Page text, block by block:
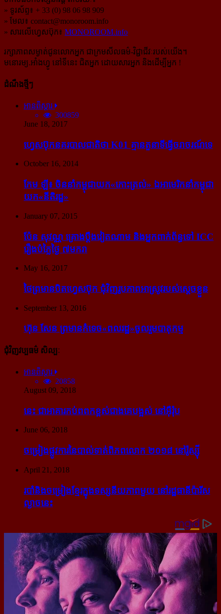
» ទូរស័ព្ទ៖ + 33 (0) 98 06 98 909
» មែល៖ contact@monoroom.info
» សារលើហ្វេសប៊ុក៖ MONOROOM.info
រក្សាភាពសម្ងាត់ជូនលោកអ្នក ជាក្រមសីលធម៌-​វិជ្ជាជីវៈ​របស់យើង។
មនោរម្យ.អាំងហ្វូ នៅទីនេះ ជិតអ្នក ដោយសារអ្នក និងដើម្បីអ្នក !
ដំណឹងថ្មីៗ
អានពិស្ដារ
300859
June 18, 2017
ហ្វេសប៊ុក​នគរបាល​ជាតិ​ថា K01 គ្មាន​តួនាទី​ធ្វើ​ចរាចរណ៍​ទេ
October 16, 2014
កែម ឡី៖ ចិន​នាំ​កម្ពុជា​យក​«កោះ​ត្រល់» ឯ​អាមេរិក​នាំ​កម្ពុជា​
យក​«នីតិរដ្ឋ»
January 07, 2015
ប៉ែន សុវណ្ណ គ្រោង​ប្តឹង​វៀតណាម និង​អ្នក​ពាក់​ព័ន្ធ​ទៅ ICC
រឿង​បំភ្លៃ​ថ្ងៃ ៧​មករា
May 16, 2017
ថៃ​ព្រមាន​បិត​ហ្វេសប៊ុក ជុំ​វិញ​រូបភាព​អាស្រូវ​របស់​ស្ដេច​ខ្លួន
September 13, 2016
ហ៊ុន សែន ព្រមាន​កំទេច​«ពលរដ្ឋ»​ចូលរួម​បាតុកម្ម
ជុំវិញវប្បធម៌ សិល្បៈ
អានពិស្ដារ
20858
August 09, 2018
នេះ ជា​អាគារ​កប់​ពពក​ខ្ពស់​ជាង​គេ​បង្អស់ នៅ​អ៊ឺរ៉ុប
June 06, 2018
ចម្រៀង​ផ្លូវការ​នៃ​បាល់ទាត់​ពិភពលោក ២០១៨ នៅ​រ៉ូស្ស៊ី
April 21, 2018
របាំ​និង​ចម្រៀង​ខ្មែរ​ក្នុង​ទស្សនីយភាព​មួយ នៅ​រដ្ឋធានី​ប៉ារីស​
ល្ងាច​នេះ